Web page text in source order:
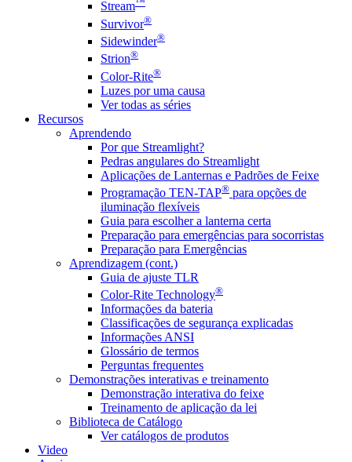
Stream
Survivor®
Sidewinder®
Strion®
Color-Rite®
Luzes por uma causa
Ver todas as séries
Recursos
Aprendendo
Por que Streamlight?
Pedras angulares do Streamlight
Aplicações de Lanternas e Padrões de Feixe
Programação TEN-TAP® para opções de
iluminação flexíveis
Guia para escolher a lanterna certa
Preparação para emergências para socorristas
Preparação para Emergências
Aprendizagem (cont.)
Guia de ajuste TLR
Color-Rite Technology®
Informações da bateria
Classificações de segurança explicadas
Informações ANSI
Glossário de termos
Perguntas frequentes
Demonstrações interativas e treinamento
Demonstração interativa do feixe
Treinamento de aplicação da lei
Biblioteca de Catálogo
Ver catálogos de produtos
Video